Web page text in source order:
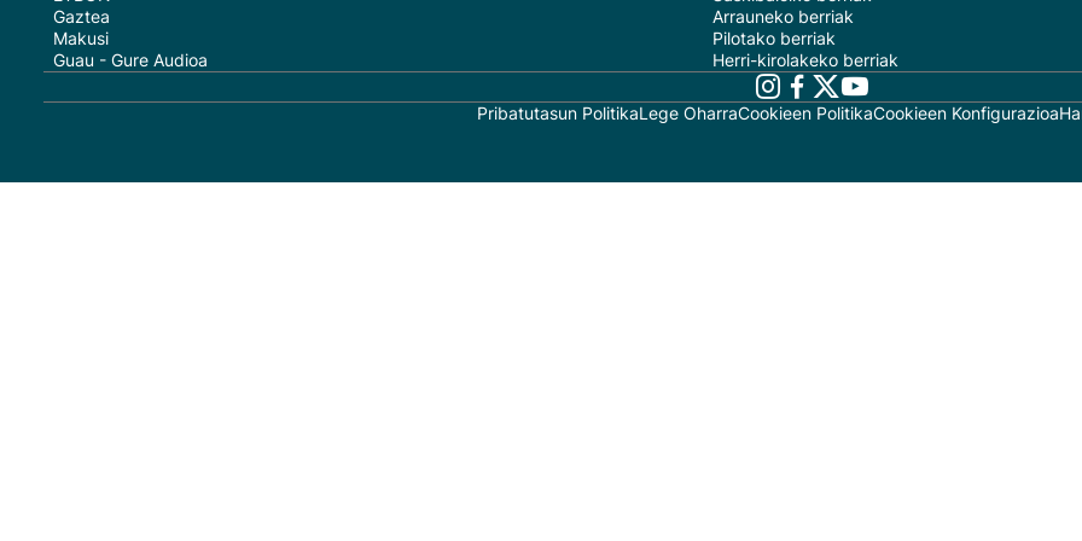
Gaztea
Makusi
Guau - Gure Audioa
Arrauneko berriak
Pilotako berriak
Herri-kirolakeko berriak
Pribatutasun PolitikaLege OharraCookieen PolitikaCookieen Konfigurazioa